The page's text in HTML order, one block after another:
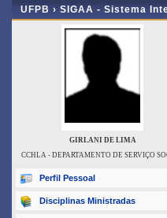
UFPB › SIGAA - Sistema
GIRLANI DE LIMA
CCHLA - DEPARTAMENTO DE SERVIÇO
Perfil Pessoal
Disciplinas Ministradas